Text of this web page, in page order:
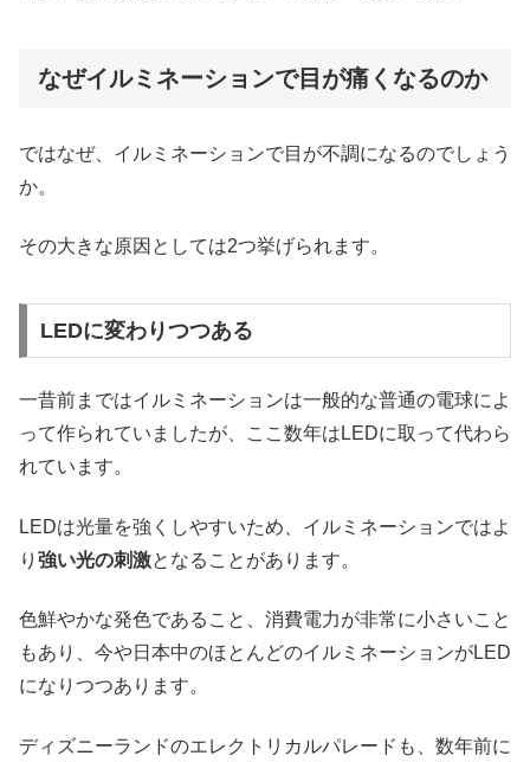
なぜイルミネーションで目が痛くなるのか
ではなぜ、イルミネーションで目が不調になるのでしょう
か。
その大きな原因としては2つ挙げられます。
LEDに変わりつつある
一昔前まではイルミネーションは一般的な普通の電球によ
って作られていましたが、ここ数年はLEDに取って代わら
れています。
LEDは光量を強くしやすいため、イルミネーションではよ
り 強い光の刺激となることがあります。
色鮮やかな発色であること、消費電力が非常に小さいこと
もあり、今や日本中のほとんどのイルミネーションがLED
になりつつあります。
ディズニーランドのエレクトリカルパレードも、数年前に